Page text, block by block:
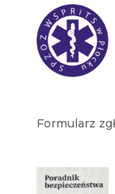
Formularz